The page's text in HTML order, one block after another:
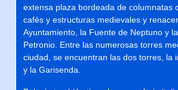
extensa plaza bordeada de columnatas
cafés y estructuras medievales y
Ayuntamiento, la Fuente de Neptuno y
Petronio. Entre las numerosas torres
ciudad, se encuentran las dos torres, la
y la Garisenda.